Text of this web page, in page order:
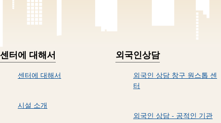
센터에 대해서
센터에 대해서
시설 소개
외국인상담
외국인 상담 창구 원스톱 센
터
외국인 상담 - 공적인 기관